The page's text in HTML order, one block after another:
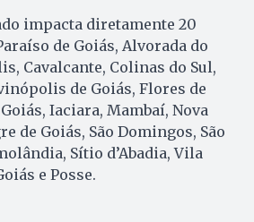
impacta diretamente 20
de Goiás, Alvorada do
Cavalcante, Colinas do Sul,
de Goiás, Flores de
Iaciara, Mambaí, Nova
de Goiás, São Domingos, São
Sítio d’Abadia, Vila
e Posse.